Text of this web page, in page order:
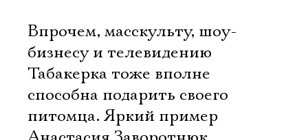
Впрочем, масскульту, шоу-
бизнесу и телевидению
Табакерка тоже вполне
способна подарить своего
питомца. Яркий пример 